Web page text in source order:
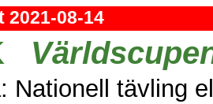
08-14
Nationell tävling